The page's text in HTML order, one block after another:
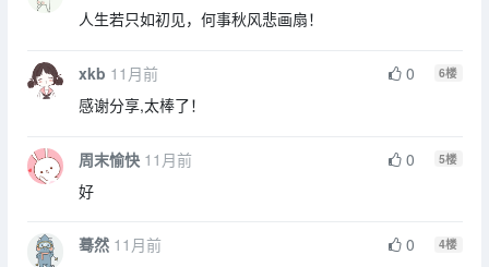
人生若只如初见，何事秋风悲画扇！
xkb 11月前 0 6楼
感谢分享,太棒了！
周末愉快 11月前 0 5楼
好
蓦然 11月前 0 4楼